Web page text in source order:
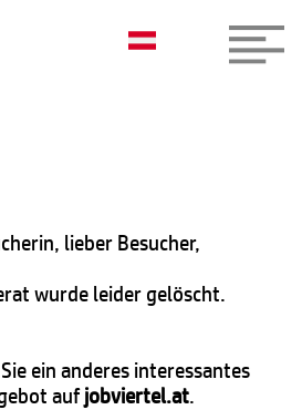
lieber Besucher,
wurde leider gelöscht.
ein anderes interessantes
aufjobviertel.at.